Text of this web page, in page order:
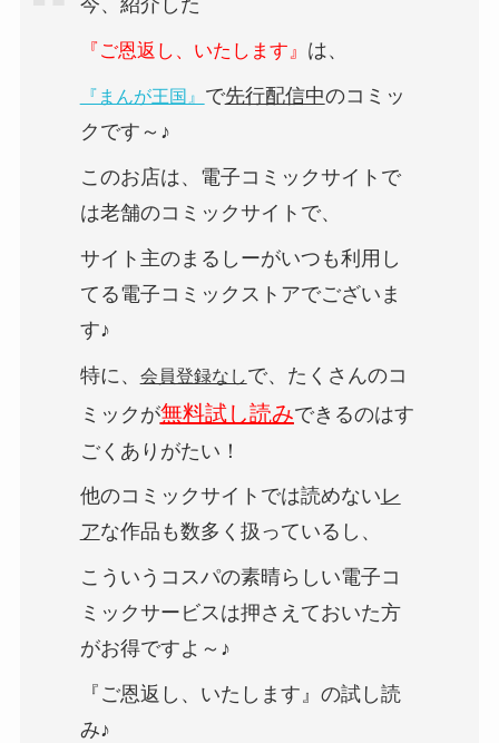
『ご恩返し、いたします』 は、
『まんが王国』 で先行配信中のコミッ
クです～♪
このお店は、電子コミックサイトで
は老舗のコミックサイトで、
サイト主のまるしーがいつも利用し
てる電子コミックストアでございま
す♪
特に、 会員登録なしで、たくさんのコ
ミックが無料試し読みできるのはす
ごくありがたい！
他のコミックサイトでは読めないレ
アな作品も数多く扱っているし、
こういうコスパの素晴らしい電子コ
ミックサービスは押さえておいた方
がお得ですよ～♪
『ご恩返し、いたします』の試し読
み♪